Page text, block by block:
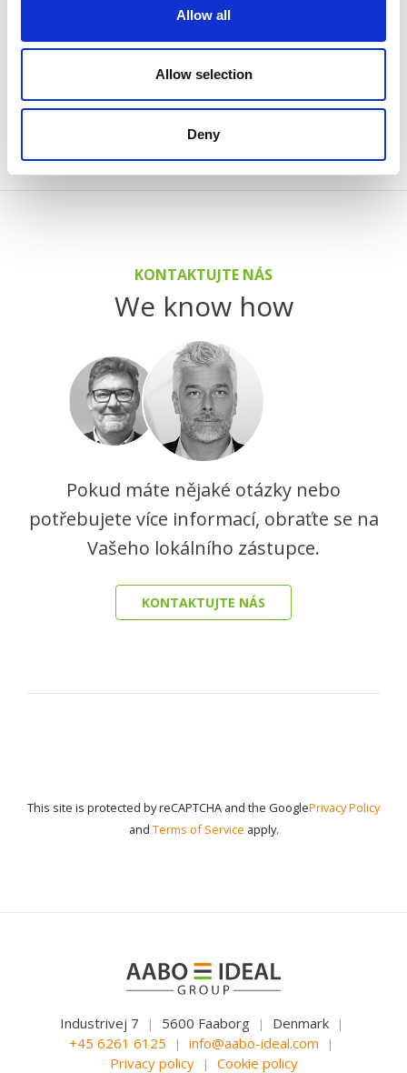
Allow all
Allow selection
Deny
KONTAKTUJTE NÁS
We know how
Pokud máte nějaké otázky nebo
potřebujete více informací, obraťte se na
Vašeho lokálního zástupce.
KONTAKTUJTE NÁS
This site is protected by reCAPTCHA and the GooglePrivacy Policy
and Terms of Service apply.
Industrivej 7 | 5600 Faaborg | Denmark |
+45 6261 6125 | info@aabo-ideal.com |
Privacy policy | Cookie policy